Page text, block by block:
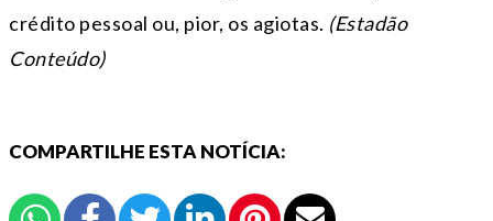
crédito pessoal ou, pior, os agiotas. (Estadão
Conteúdo)
COMPARTILHE ESTA NOTÍCIA: